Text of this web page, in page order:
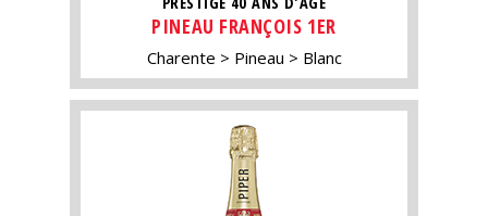
PINEAU FRANÇOIS 1ER
Charente Pineau Blanc